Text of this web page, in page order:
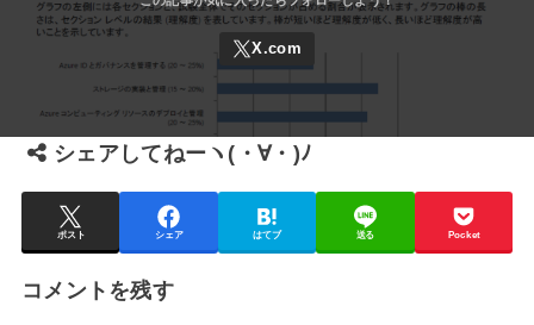
シェアしてねーヽ(・∀・)ﾉ
ポスト シェア はてブ 送る Pocket
コメントを残す